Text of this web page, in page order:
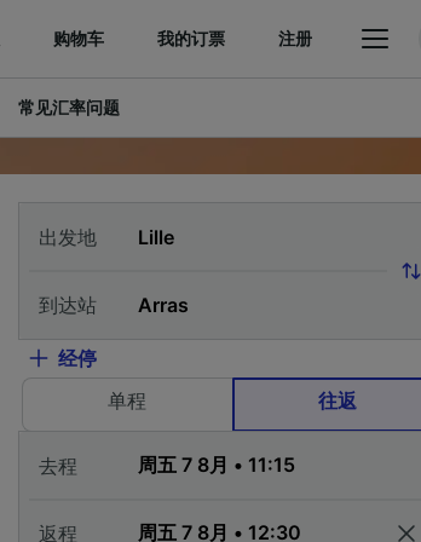
购物车 我的订票 注册
常见汇率问题
出发地
到达站
经停
单程
往返
去程
返程